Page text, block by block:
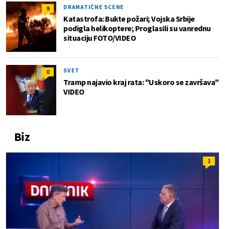
9 DRAMATIČNE SCENE
Katastrofa: Bukte požari; Vojska Srbije
podigla helikoptere; Proglasili su vanrednu
situaciju FOTO/VIDEO
0 SVET
Tramp najavio kraj rata: "Uskoro se završava"
VIDEO
Biz
1